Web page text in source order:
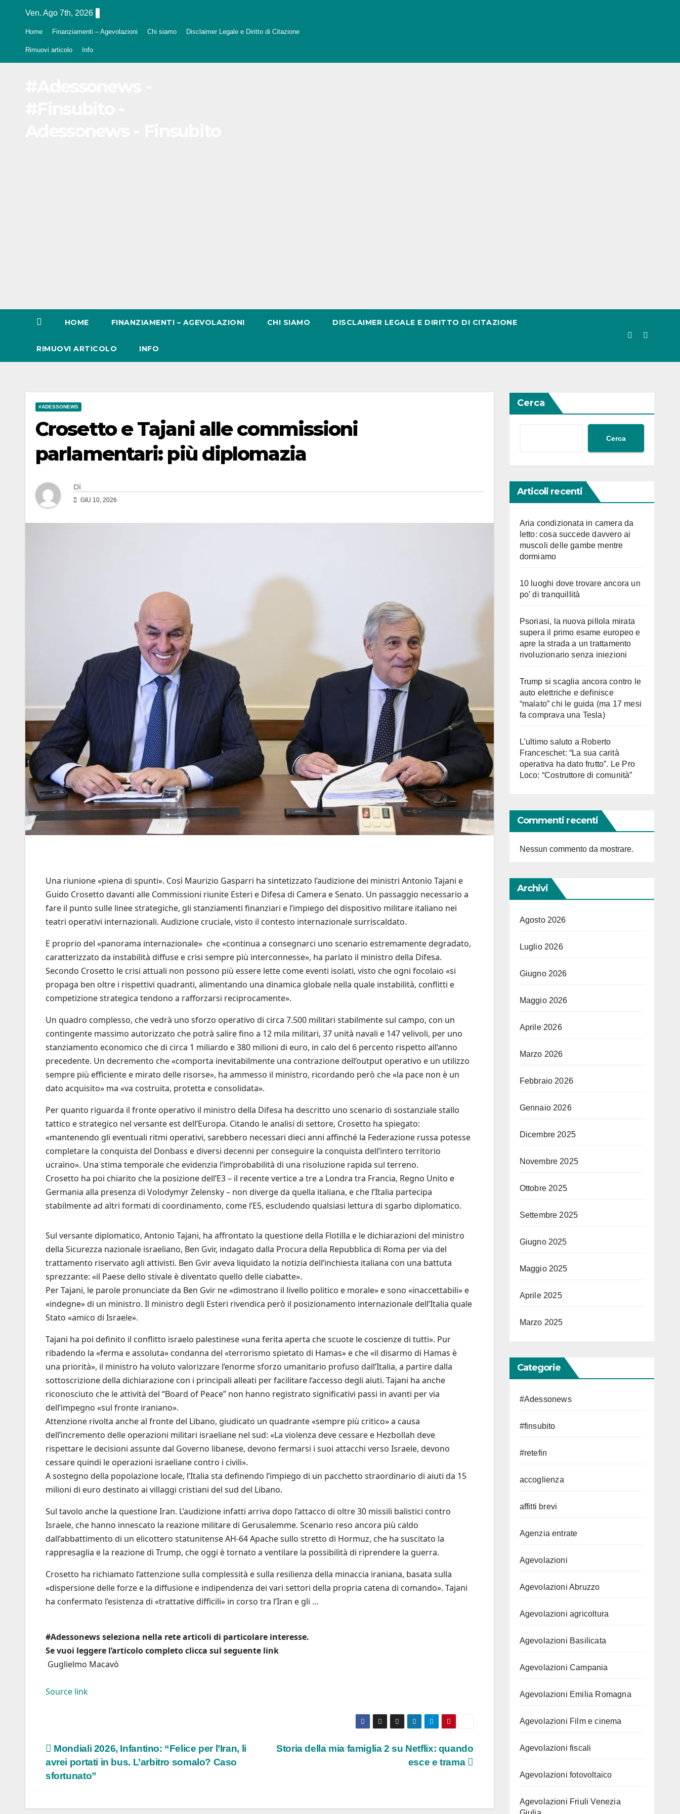
Ven. Ago 7th, 2026
Home Finanziamenti – Agevolazioni Chi siamo Disclaimer Legale e Diritto di Citazione
Rimuovi articolo Info
HOME FINANZIAMENTI – AGEVOLAZIONI CHI SIAMO DISCLAIMER LEGALE E DIRITTO DI CITAZIONE
RIMUOVI ARTICOLO INFO
#ADESSONEWS
Crosetto e Tajani alle commissioni
parlamentari: più diplomazia
Di
GIU 10, 2026
Una riunione «piena di spunti». Così Maurizio Gasparri ha sintetizzato l’audizione dei ministri Antonio Tajani e
Guido Crosetto davanti alle Commissioni riunite Esteri e Difesa di Camera e Senato. Un passaggio necessario a
fare il punto sulle linee strategiche, gli stanziamenti finanziari e l’impiego del dispositivo militare italiano nei
teatri operativi internazionali. Audizione cruciale, visto il contesto internazionale surriscaldato.
E proprio del «panorama internazionale» che «continua a consegnarci uno scenario estremamente degradato,
caratterizzato da instabilità diffuse e crisi sempre più interconnesse», ha parlato il ministro della Difesa.
Secondo Crosetto le crisi attuali non possono più essere lette come eventi isolati, visto che ogni focolaio «si
propaga ben oltre i rispettivi quadranti, alimentando una dinamica globale nella quale instabilità, conflitti e
competizione strategica tendono a rafforzarsi reciprocamente».
Un quadro complesso, che vedrà uno sforzo operativo di circa 7.500 militari stabilmente sul campo, con un
contingente massimo autorizzato che potrà salire fino a 12 mila militari, 37 unità navali e 147 velivoli, per uno
stanziamento economico che di circa 1 miliardo e 380 milioni di euro, in calo del 6 percento rispetto all’anno
precedente. Un decremento che «comporta inevitabilmente una contrazione dell’output operativo e un utilizzo
sempre più efficiente e mirato delle risorse», ha ammesso il ministro, ricordando però che «la pace non è un
dato acquisito» ma «va costruita, protetta e consolidata».
Per quanto riguarda il fronte operativo il ministro della Difesa ha descritto uno scenario di sostanziale stallo
tattico e strategico nel versante est dell’Europa. Citando le analisi di settore, Crosetto ha spiegato:
«mantenendo gli eventuali ritmi operativi, sarebbero necessari dieci anni affinché la Federazione russa potesse
completare la conquista del Donbass e diversi decenni per conseguire la conquista dell’intero territorio
ucraino». Una stima temporale che evidenzia l’improbabilità di una risoluzione rapida sul terreno.
Crosetto ha poi chiarito che la posizione dell’E3 – il recente vertice a tre a Londra tra Francia, Regno Unito e
Germania alla presenza di Volodymyr Zelensky – non diverge da quella italiana, e che l’Italia partecipa
stabilmente ad altri formati di coordinamento, come l’E5, escludendo qualsiasi lettura di sgarbo diplomatico.
Sul versante diplomatico, Antonio Tajani, ha affrontato la questione della Flotilla e le dichiarazioni del ministro
della Sicurezza nazionale israeliano, Ben Gvir, indagato dalla Procura della Repubblica di Roma per via del
trattamento riservato agli attivisti. Ben Gvir aveva liquidato la notizia dell’inchiesta italiana con una battuta
sprezzante: «il Paese dello stivale è diventato quello delle ciabatte».
Per Tajani, le parole pronunciate da Ben Gvir ne «dimostrano il livello politico e morale» e sono «inaccettabili» e
«indegne» di un ministro. Il ministro degli Esteri rivendica però il posizionamento internazionale dell’Italia quale
Stato «amico di Israele».
Tajani ha poi definito il conflitto israelo palestinese «una ferita aperta che scuote le coscienze di tutti». Pur
ribadendo la «ferma e assoluta» condanna del «terrorismo spietato di Hamas» e che «il disarmo di Hamas è
una priorità», il ministro ha voluto valorizzare l’enorme sforzo umanitario profuso dall’Italia, a partire dalla
sottoscrizione della dichiarazione con i principali alleati per facilitare l’accesso degli aiuti. Tajani ha anche
riconosciuto che le attività del “Board of Peace” non hanno registrato significativi passi in avanti per via
dell’impegno «sul fronte iraniano».
Attenzione rivolta anche al fronte del Libano, giudicato un quadrante «sempre più critico» a causa
dell’incremento delle operazioni militari israeliane nel sud: «La violenza deve cessare e Hezbollah deve
rispettare le decisioni assunte dal Governo libanese, devono fermarsi i suoi attacchi verso Israele, devono
cessare quindi le operazioni israeliane contro i civili».
A sostegno della popolazione locale, l’Italia sta definendo l’impiego di un pacchetto straordinario di aiuti da 15
milioni di euro destinato ai villaggi cristiani del sud del Libano.
Sul tavolo anche la questione Iran. L’audizione infatti arriva dopo l’attacco di oltre 30 missili balistici contro
Israele, che hanno innescato la reazione militare di Gerusalemme. Scenario reso ancora più caldo
dall’abbattimento di un elicottero statunitense AH-64 Apache sullo stretto di Hormuz, che ha suscitato la
rappresaglia e la reazione di Trump, che oggi è tornato a ventilare la possibilità di riprendere la guerra.
Crosetto ha richiamato l’attenzione sulla complessità e sulla resilienza della minaccia iraniana, basata sulla
«dispersione delle forze e la diffusione e indipendenza dei vari settori della propria catena di comando». Tajani
ha confermato l’esistenza di «trattative difficili» in corso tra l’Iran e gli ...
#Adessonews seleziona nella rete articoli di particolare interesse.
Se vuoi leggere l’articolo completo clicca sul seguente link
Guglielmo Macavò
Source link
Navigazione
articoli
Storia della mia famiglia 2 su Netflix: quando
esce e trama
Mondiali 2026, Infantino: “Felice per l’Iran, li
avrei portati in bus. L’arbitro somalo? Caso
sfortunato”
Cerca
Cerca
Articoli recenti
Aria condizionata in camera da
letto: cosa succede davvero ai
muscoli delle gambe mentre
dormiamo
10 luoghi dove trovare ancora un
po’ di tranquillità
Psoriasi, la nuova pillola mirata
supera il primo esame europeo e
apre la strada a un trattamento
rivoluzionario senza iniezioni
Trump si scaglia ancora contro le
auto elettriche e definisce
“malato” chi le guida (ma 17 mesi
fa comprava una Tesla)
L’ultimo saluto a Roberto
Franceschet: “La sua carità
operativa ha dato frutto”. Le Pro
Loco: “Costruttore di comunità”
Commenti recenti
Nessun commento da mostrare.
Archivi
Agosto 2026
Luglio 2026
Giugno 2026
Maggio 2026
Aprile 2026
Marzo 2026
Febbraio 2026
Gennaio 2026
Dicembre 2025
Novembre 2025
Ottobre 2025
Settembre 2025
Giugno 2025
Maggio 2025
Aprile 2025
Marzo 2025
Categorie
#Adessonews
#finsubito
#retefin
accoglienza
affitti brevi
Agenzia entrate
Agevolazioni
Agevolazioni Abruzzo
Agevolazioni agricoltura
Agevolazioni Basilicata
Agevolazioni Campania
Agevolazioni Emilia Romagna
Agevolazioni Film e cinema
Agevolazioni fiscali
Agevolazioni fotovoltaico
Agevolazioni Friuli Venezia